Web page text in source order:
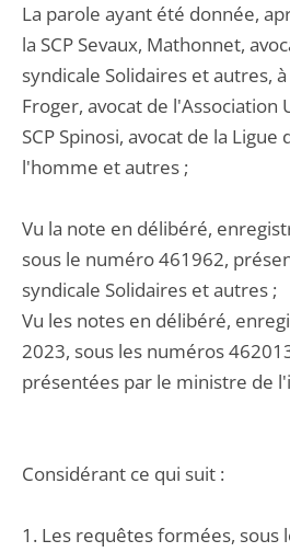
La parole ayant été donnée,
la SCP Sevaux, Mathonnet,
syndicale Solidaires et autres, à
Froger, avocat de l'Association
SCP Spinosi, avocat de la Ligue
l'homme et autres ;
Vu la note en délibéré,
sous le numéro 461962,
syndicale Solidaires et autres ;
Vu les notes en délibéré,
2023, sous les numéros
présentées par le ministre de
Considérant ce qui suit :
1. Les requêtes formées, sous